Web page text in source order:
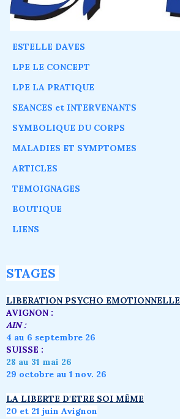
ESTELLE DAVES
LPE LE CONCEPT
LPE LA PRATIQUE
SEANCES et INTERVENANTS
SYMBOLIQUE DU CORPS
MALADIES ET SYMPTOMES
ARTICLES
TEMOIGNAGES
BOUTIQUE
LIENS
STAGES
LIBERATION PSYCHO EMOTIONNELLE
AVIGNON :
AIN :
4 au 6 septembre 26
SUISSE :
28 au 31 mai 26
29 octobre au 1 nov. 26
LA LIBERTE D'ETRE SOI MÊME
20 et 21 juin Avignon